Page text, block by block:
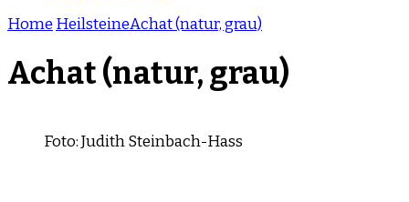
Home HeilsteineAchat (natur, grau)
Achat (natur, grau)
Foto: Judith Steinbach-Hass